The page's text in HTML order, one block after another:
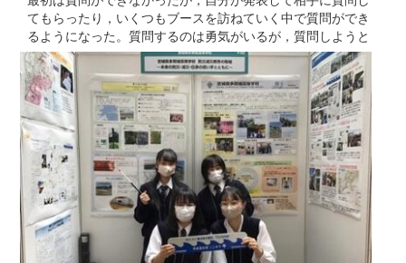
てもらったり，いくつもブースを訪ねていく中で質問ができ
るようになった。質問するのは勇気がいるが，質問しようと